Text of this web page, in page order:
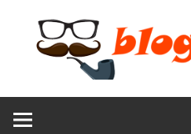
content
Haber,